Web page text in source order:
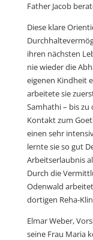
Father Jacob
Diese klare
ihren nächsten
nie wieder die
eigenen Kindheit
arbeitete sie
Samhathi – bis zu
Kontakt zum
einen sehr
lernte sie so gut
Arbeitserlaubnis
Durch die
Odenwald
dortigen Reha-
Elmar Weber,
seine Frau Maria